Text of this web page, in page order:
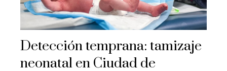
Detección temprana: tamizaje
neonatal en Ciudad de